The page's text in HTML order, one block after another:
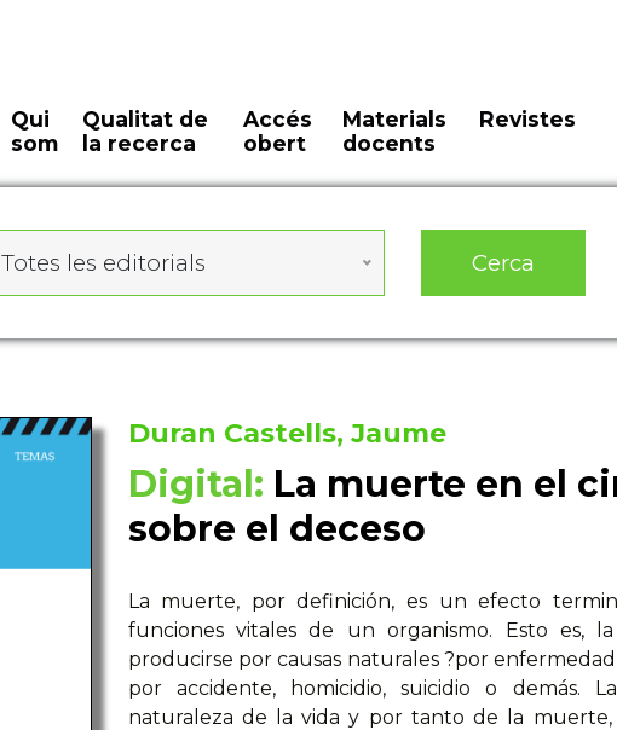
Qui
som
Qualitat de
la recerca
Accés
obert
Materials
docents
Revistes
Totes les editorials Cerca
Duran Castells, Jaume
Digital: La muerte en el
sobre el deceso
La muerte, por definición, es un efecto
funciones vitales de un organismo. Esto es,
producirse por causas naturales ?por
por accidente, homicidio, suicidio o demás.
naturaleza de la vida y por tanto de la